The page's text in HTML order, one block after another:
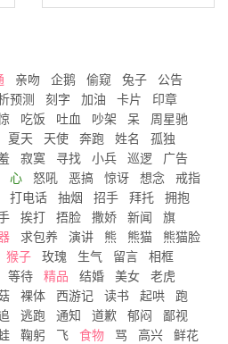
亲吻 企鹅 偷窥 兔子
公告
预测 刻字 加油 卡片
印章
吃饭 吐血 吵架 呆
周星驰
夏天 天使 奔跑 姓名
孤独
寂寞 寻找 小兵 巡逻
广告
心 怒吼 恶搞 惊讶 想念
戒指
打电话 抽烟 招手 拜托 拥抱
挨打 捂脸 撒娇 新闻
旗
求包养 演讲 熊 熊猫
熊猫脸
猴子 玫瑰 生气 留言 相框
等待 精品 结婚 美女 老虎
裸体 西游记 读书 起哄
跑
逃跑 通知 道歉 郁闷
鄙视
鞠躬 飞 食物 骂 高兴 鲜花